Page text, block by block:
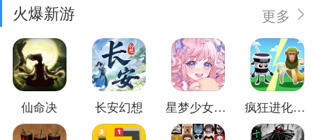
火爆新游 更多
仙命决 长安幻想 星梦少女换装 疯狂进化防卫战